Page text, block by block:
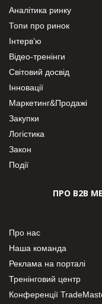
Аналітика ринку
Топи про ринок
Інтерв’ю
Відео-тренінги
Світовий досвід
Інновації
Маркетинг&Продажі
Закупки
Логістика
Закон
Події
ПРО В2В
Про нас
Наша команда
Реклама на порталі
Тренінговий центр
Конференції